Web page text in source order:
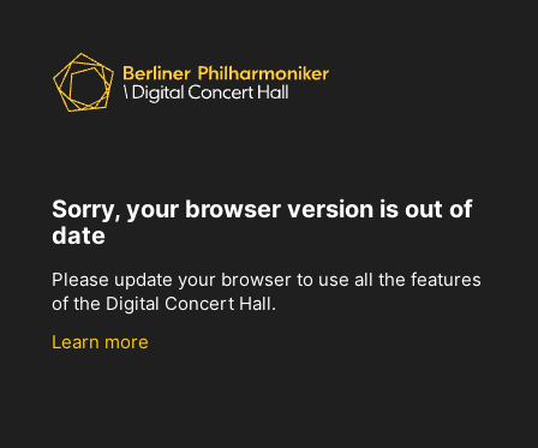
Sorry, your browser version is out of
date
Please update your browser to use all the features
of the Digital Concert Hall.
Learn more